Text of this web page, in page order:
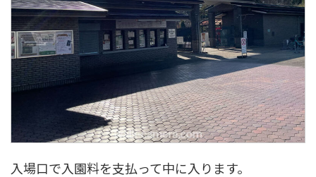
入場口で入園料を支払って中に入ります。